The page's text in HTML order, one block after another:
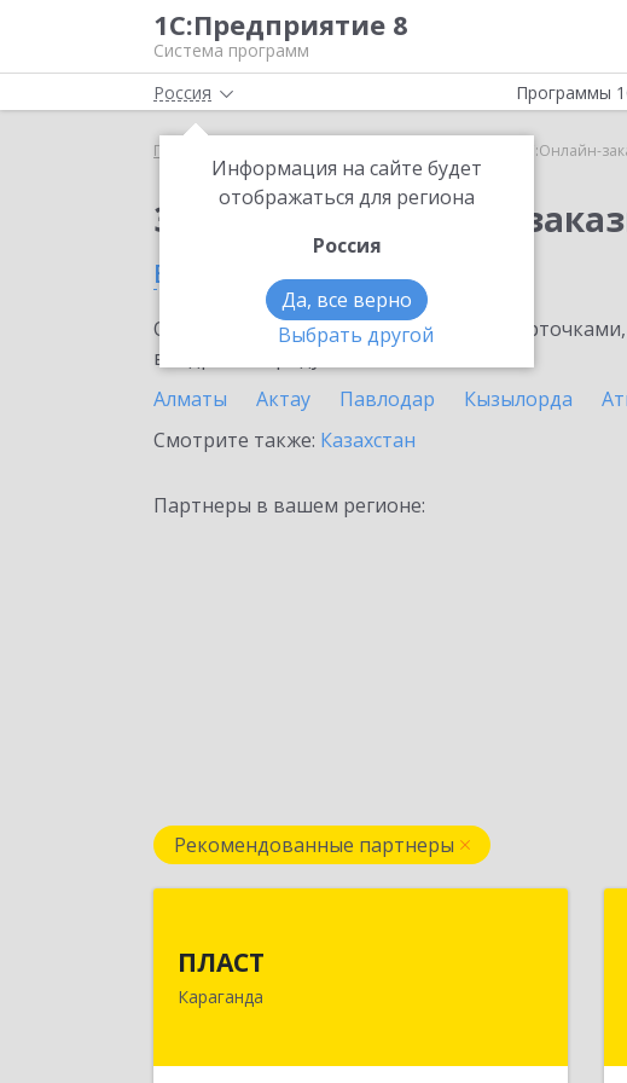
1С:Предприятие 8
Система программ
Россия
Информация на сайте будет
отображаться для региона
Россия
Да, все верно
Выбрать другой
Программы
Главная 1С:Онлайн-
Заказать 1С:Онлайн-
в Караганде
Ознакомьтесь с информационными
внедрение продукта.
Алматы
Актау Павлодар Кызылорда
Смотрите также: Казахстан
Партнеры в вашем регионе:
Рекомендованные партнеры
ПЛАСТ
Караганда
Подробнее